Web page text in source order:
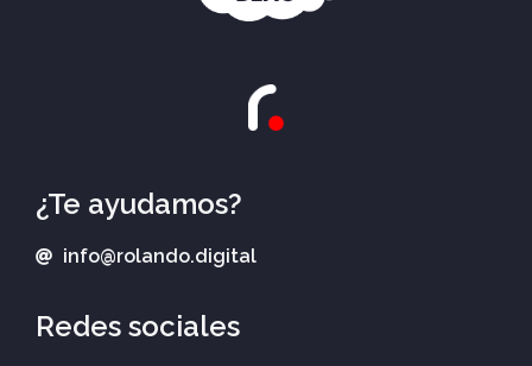
¿Te ayudamos?
info@rolando.digital
Redes sociales